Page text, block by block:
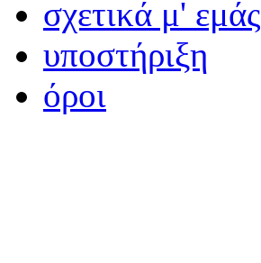
σχετικά μ' εμάς
υποστήριξη
όροι